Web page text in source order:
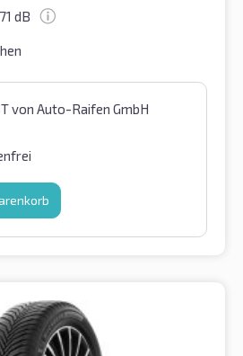
71 dB
von Auto-Raifen GmbH